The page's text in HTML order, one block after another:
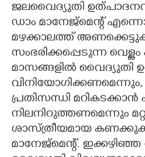
ജലവൈദ്യുതി
ഡാം മാനേജ്മെന്റ്
മഴക്കാലത്ത്
സംഭരിക്കപ്പെടുന്ന
മാസങ്ങളിൽ വൈദ്യുതി
പ്രതിസന്ധി മറികടക്കാൻ
നിലനിറുത്തണമെന്നും
ശാസ്ത്രീയമായ
മാനേജ്മെന്റ്.